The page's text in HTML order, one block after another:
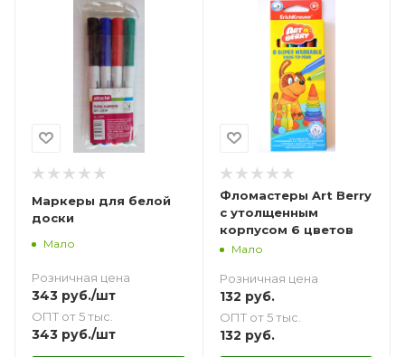
Маркеры для белой
доски
Мало
Розничная цена
343 руб./шт
ОПТ от 5 тыс.
343 руб./шт
Фломастеры Art Berry
с утолщенным
корпусом 6 цветов
Мало
Розничная цена
132 руб.
ОПТ от 5 тыс.
132 руб.